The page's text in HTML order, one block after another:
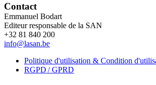
Contact
Emmanuel Bodart
Editeur responsable de la SAN
+32 81 840 200
info@lasan.be
Politique d'utilisation & Condition
RGPD / GPRD